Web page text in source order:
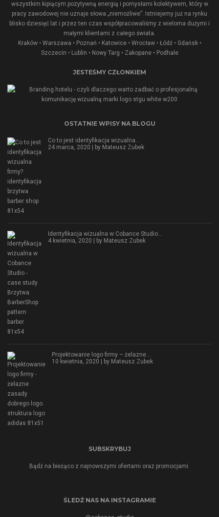
wszystkim kipiącym pozytywną energią i pomysłami kolektywem, który w
pracy zawodowej nie uznaje słowa „niemożliwe”. Istniejemy już na rynku
blisko dziesięć lat i przez ten czas współpracowaliśmy z wieloma dużymi i
małymi klientami z całego świata.
Kraków • Warszawa • Poznań • Katowice • Wrocław • Łódź • Gdańsk •
Szczecin • Lublin • Nowy Targ • Zakopane• Podhale
JESTEŚMY CZŁONKIEM
OSTATNIE WPISY NA BLOGU
Co to jest identyfikacja wizualna…
24 marca, 2020 | by Mateusz Zubek
Identyfikacja wizualna w Cobance Studio…
4 kwietnia, 2020 | by Mateusz Zubek
Projektowanie logo firmy – żelazne…
10 kwietnia, 2020 | by Mateusz Zubek
SUBSKRYBUJ
Bądź na bieżąco z najnowszymi ofertami oraz promocjami.
ŚLEDŹ NAS NA INSTAGRAMIE